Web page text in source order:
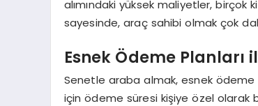
alımındaki yüksek maliyetler, birçok
sayesinde, araç sahibi olmak çok
Esnek Ödeme Planları
Senetle araba almak, esnek
için ödeme süresi kişiye özel olarak